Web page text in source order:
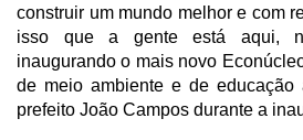
construir um mundo melhor e com
isso que a gente está aqui,
inaugurando o mais novo
de meio ambiente e de educação
prefeito João Campos durante a